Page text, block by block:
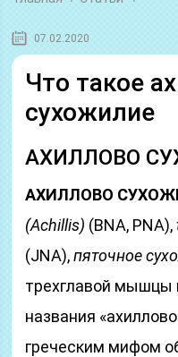
07.02.2020
Что такое
сухожилие
АХИЛЛОВО
АХИЛЛОВО
(Achillis) (BNA, PNA),
(JNA),пяточное
трехглавой мышцы
названия
греческим мифом